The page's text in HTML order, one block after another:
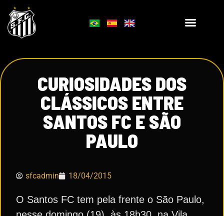
CURIOSIDADES DOS
CLÁSSICOS ENTRE
SANTOS FC E SÃO
PAULO
sfcadmin 18/04/2015
O Santos FC tem pela frente o São Paulo,